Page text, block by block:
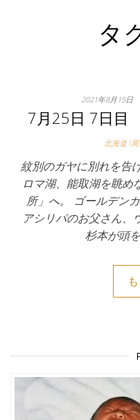
タ
2021年8月15日
7月25日 7日
北海道1周
紋別のガヤに別れを告
ロマ湖、能取湖を眺め
所」へ。 ゴールデン
アシリパのお父さん、
杉本が頭